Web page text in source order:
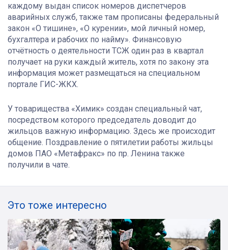
каждому выдан список номеров диспетчеров
аварийных служб, также там прописаны федеральный
закон «О тишине», «О курении», мой личный номер,
бухгалтера и рабочих по найму». Финансовую
отчётность о деятельности ТСЖ один раз в квартал
получает на руки каждый житель, хотя по закону эта
информация может размещаться на специальном
портале ГИС-ЖКХ.
У товарищества «Химик» создан специальный чат,
посредством которого председатель доводит до
жильцов важную информацию. Здесь же происходит
общение. Поздравление о пятилетии работы жильцы
домов ПАО «Метафракс» по пр. Ленина также
получили в чате.
Это тоже интересно